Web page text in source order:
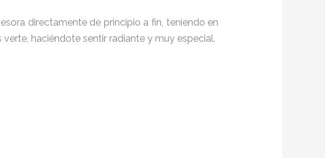
directamente de principio a fin, teniendo en
haciéndote sentir radiante y muy especial.